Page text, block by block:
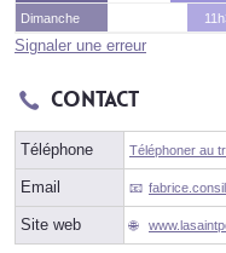
Dimanche
Signaler une erreur
Contact
Téléphone Téléphoner au
Email
Site web